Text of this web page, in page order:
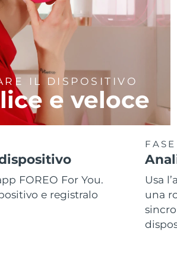
IL DISPOSITIVO
e veloce
FOREO For You.
e registralo
Usa
una